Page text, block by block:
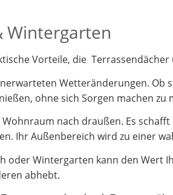
Wintergarten
Vorteile, die
Wetteränderungen. Ob
ohne sich Sorgen machen zu
nach draußen. Es
Ihr Außenbereich wird zu einer
oder Wintergarten kann den Wert
abhebt.